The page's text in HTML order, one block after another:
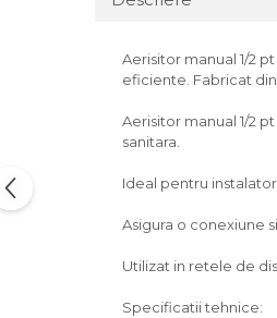
Aerisitor manual 1/2
eficiente. Fabricat
Aerisitor manual 1/2
sanitara.
Ideal pentru
Asigura o conexiune
Utilizat in retele de
Specificatii tehnice: